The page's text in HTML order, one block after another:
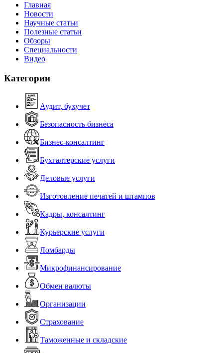
Главная
Новости
Научные статьи
Полезные статьи
Обзоры
Специальности
Видео
Категории
Аудит, бухучет
Безопасность бизнеса
Бизнес-консалтинг
Бухгалтерские услуги
Деловые услуги
Изготовление печатей и штампов
Кадры, консалтинг
Курьерские услуги
Ломбарды
Микрофинансирование
Обмен валюты
Организации
Страхование
Таможенные и складские